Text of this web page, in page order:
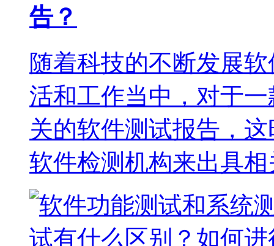
告？
随着科技的不断发展
活和工作当中，对于
关的软件测试报告，
软件检测机构来出具